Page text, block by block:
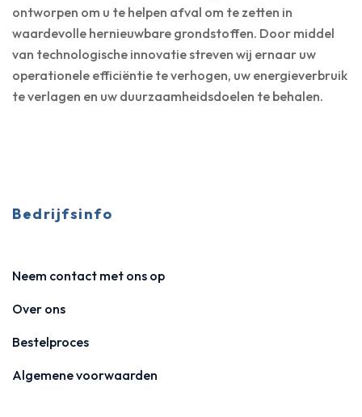
ontworpen om u te helpen afval om te zetten in
waardevolle hernieuwbare grondstoffen. Door middel
van technologische innovatie streven wij ernaar uw
operationele efficiëntie te verhogen, uw energieverbruik
te verlagen en uw duurzaamheidsdoelen te behalen.
Bedrijfsinfo
Neem contact met ons op
Over ons
Bestelproces
Algemene voorwaarden